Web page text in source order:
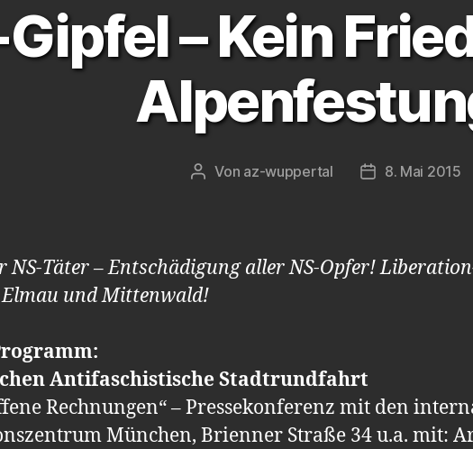
– Kein
Beitragsautor
Von az-wuppertal 8. Mai 2015
NS-Täter – Entschädigung aller NS-Opfer!
Elmau und Mittenwald!
Antifaschistische Stadtrundfahrt
Rechnungen“ – Pressekonferenz mit den
München, Brienner Straße 34 u.a. mit: